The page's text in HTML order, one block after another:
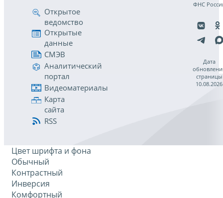
Открытое
ведомство
Открытые
данные
СМЭВ
Аналитический
портал
Видеоматериалы
Карта
сайта
RSS
ФНС
Дата
страницы
10.08.2026
Цвет шрифта и фона
Обычный
Контрастный
Инверсия
Комфортный